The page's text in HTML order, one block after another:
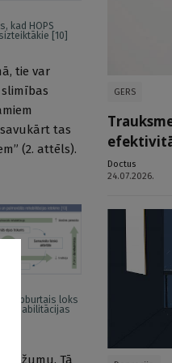
kad HOPS
[10]
tie var
tas
(2. attēls).
apburtais loks
rehabilitācijas
Tā
GERS
Doctus
24.07.2026.